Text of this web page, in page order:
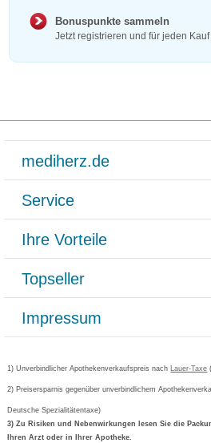
Bonuspunkte sammeln
Jetzt registrieren und für jeden
mediherz.de
Glossar
Häufig gestellte Fragen
Datenschutz
AGB
Cookie-Einstellungen
Vertrag widerrufen
Service
Rücksendemöglichkeit
Paketlieferstatus
Versandkosten
Bestellschein ausfüllen
Newsletteranmeldung
Ihre Vorteile
Rezeptlieferung
Bonusprogramm
Gutschein und Rabatte
Kundenbewertung
Topseller
Grippostad
Bepanthen
Formoline
Impressum
1) Unverbindlicher Apothekenverkaufspreis nach Lauer-Taxe
2) Preisersparnis gegenüber unverbindlichem
Deutsche Spezialitätentaxe)
3) Zu Risiken und Nebenwirkungen lesen Sie die
Ihren Arzt oder in Ihrer Apotheke.